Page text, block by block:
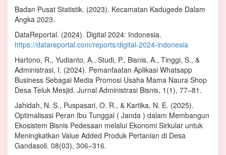
Badan Pusat Statistik. (2023). Kecamatan Kadugede Dalam
Angka 2023.
DataReportal. (2024). Digital 2024: Indonesia.
https://datareportal.com/reports/digital-2024-indonesia
Hartono, R., Yudianto, A., Studi, P., Bisnis, A., Tinggi, S., &
Administrasi, I. (2024). Pemanfaatan Aplikasi Whatsapp
Business Sebagai Media Promosi Usaha Mama Naura Shop
Desa Teluk Mesjid. Jurnal Administrasi Bisnis, 1(1), 77–81.
Jahidah, N. S., Puspasari, O. R., & Kartika, N. E. (2025).
Optimalisasi Peran Ibu Tunggal ( Janda ) dalam Membangun
Ekosistem Bisnis Pedesaan melalui Ekonomi Sirkular untuk
Meningkatkan Value Added Produk Pertanian di Desa
Gandasoli. 08(03), 306–316.